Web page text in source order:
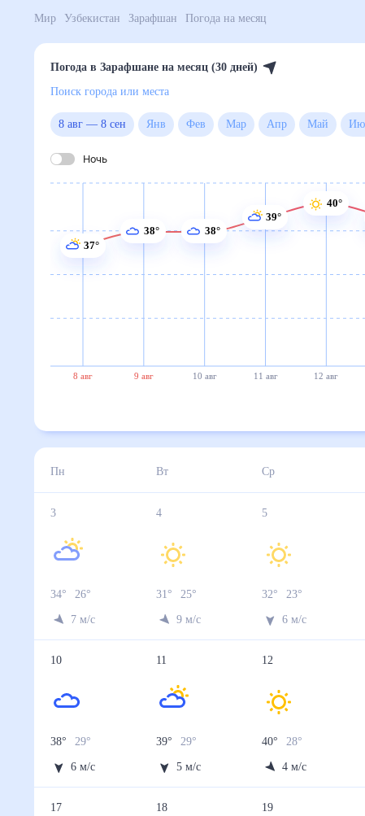
Мир Узбекистан Зарафшан Погода на месяц
Погода в Зарафшане на месяц (30 дней)
Поиск города или места
8 авг— 8 сен Янв Фев Мар Апр Май
Ночь
8 авг 9 авг 10 авг 11 авг 12 авг
37°
38° 38°
39°
40°
Пн Вт Ср
3
34° 26
7 м/с
4
31° 25°
9 м/с
5
32° 23°
6 м/с
10
38° 29
6 м/с
11
39° 29
5 м/с
12
40° 28
4 м/с
17 18 19